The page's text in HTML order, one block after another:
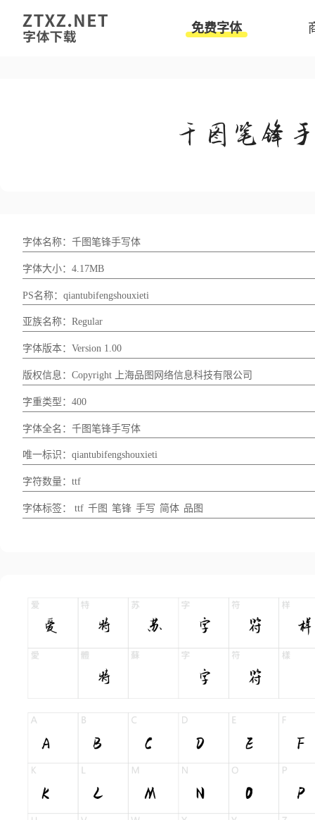
免费字体
字体名称：千图笔锋手写体
字体大小：4.17MB
PS名称：qiantubifengshouxieti
亚族名称：Regular
字体版本：Version 1.00
版权信息：Copyright 上海品图网络信息科技有限公司
字重类型：400
字体全名：千图笔锋手写体
唯一标识：qiantubifengshouxieti
字符数量：ttf
字体标签： ttf 千图 笔锋 手写 简体 品图